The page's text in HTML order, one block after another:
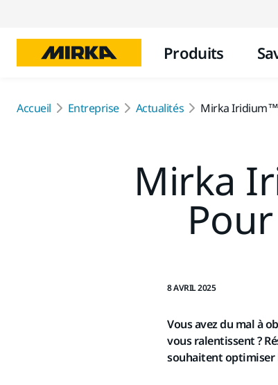
Produits
Accueil Entreprise Actualités Mirka Iridium™
Mirka
8 AVRIL 2025
Vous avez du mal à
vous ralentissent ?
souhaitent optimiser